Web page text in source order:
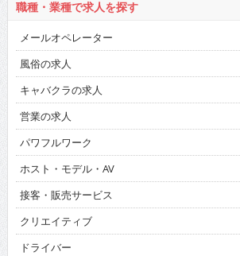
職種・業種で求人を探す
メールオペレーター
風俗の求人
キャバクラの求人
営業の求人
パワフルワーク
ホスト・モデル・AV
接客・販売サービス
クリエイティブ
ドライバー